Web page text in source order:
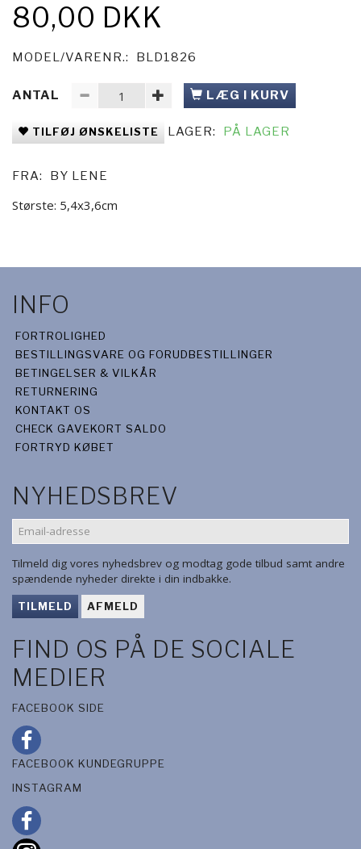
80,00 DKK
MODEL/VARENR.: BLD1826
ANTAL LÆG I KURV
TILFØJ ØNSKELISTE LAGER: PÅ LAGER
FRA: BY LENE
Største: 5,4x3,6cm
INFO
FORTROLIGHED
BESTILLINGSVARE OG FORUDBESTILLINGER
BETINGELSER & VILKÅR
RETURNERING
KONTAKT OS
CHECK GAVEKORT SALDO
FORTRYD KØBET
NYHEDSBREV
EMAIL-
ADRESSE
Tilmeld dig vores nyhedsbrev og modtag gode tilbud samt andre
spændende nyheder direkte i din indbakke.
TILMELD AFMELD
FIND OS PÅ DE SOCIALE
MEDIER
FACEBOOK SIDE
FACEBOOK KUNDEGRUPPE
INSTAGRAM